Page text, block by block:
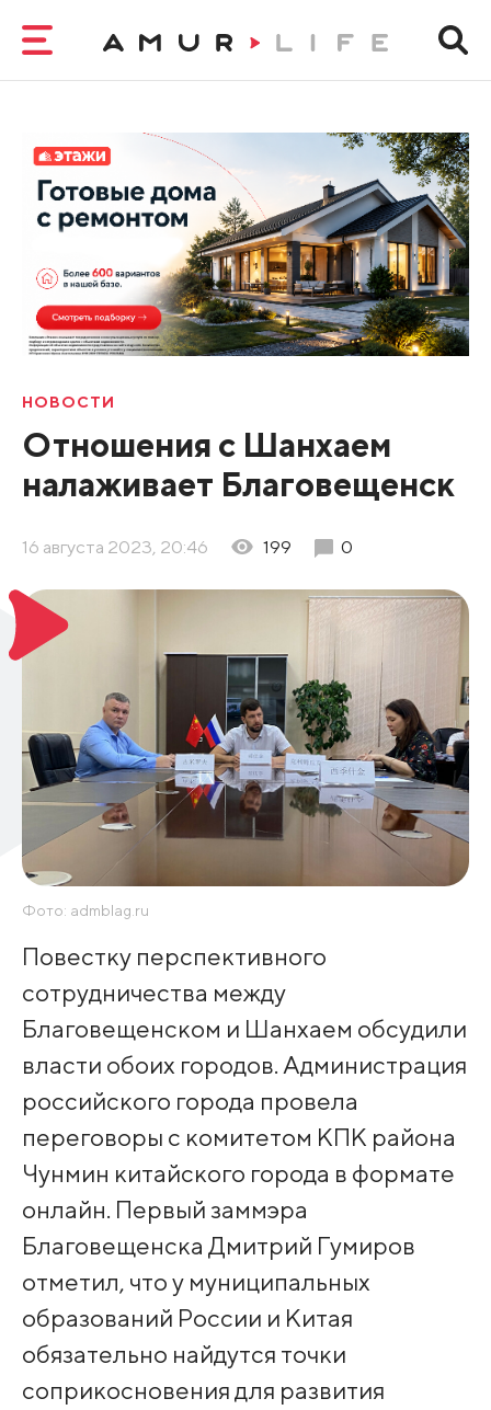
НОВОСТИ
Отношения с Шанхаем
налаживает Благовещенск
16 августа 2023, 20:46 199 0
Фото: admblag.ru
Повестку перспективного
сотрудничества между
Благовещенском и Шанхаем обсудили
власти обоих городов. Администрация
российского города провела
переговоры с комитетом КПК района
Чунмин китайского города в формате
онлайн. Первый заммэра
Благовещенска Дмитрий Гумиров
отметил, что у муниципальных
образований России и Китая
обязательно найдутся точки
соприкосновения для развития